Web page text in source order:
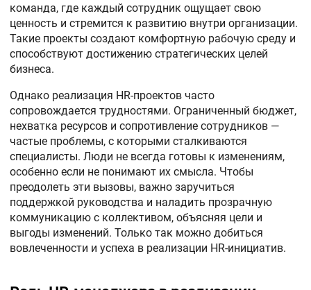
команда, где каждый сотрудник ощущает свою
ценность и стремится к развитию внутри организации.
Такие проекты создают комфортную рабочую среду и
способствуют достижению стратегических целей
бизнеса.
Однако реализация HR-проектов часто
сопровождается трудностями. Ограниченный бюджет,
нехватка ресурсов и сопротивление сотрудников —
частые проблемы, с которыми сталкиваются
специалисты. Люди не всегда готовы к изменениям,
особенно если не понимают их смысла. Чтобы
преодолеть эти вызовы, важно заручиться
поддержкой руководства и наладить прозрачную
коммуникацию с коллективом, объясняя цели и
выгоды изменений. Только так можно добиться
вовлеченности и успеха в реализации HR-инициатив.